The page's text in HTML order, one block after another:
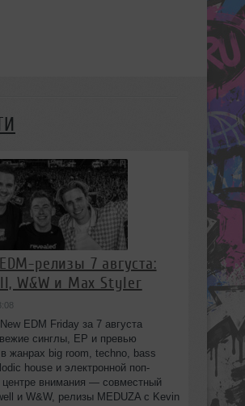
релизы 7 августа:
W&W и Max Styler
EDM Friday за 7 августа
синглы, EP и превью
жанрах big room, techno, bass
house и электронной поп-
внимания — совместный
и W&W, релизы MEDUZA с Kevin